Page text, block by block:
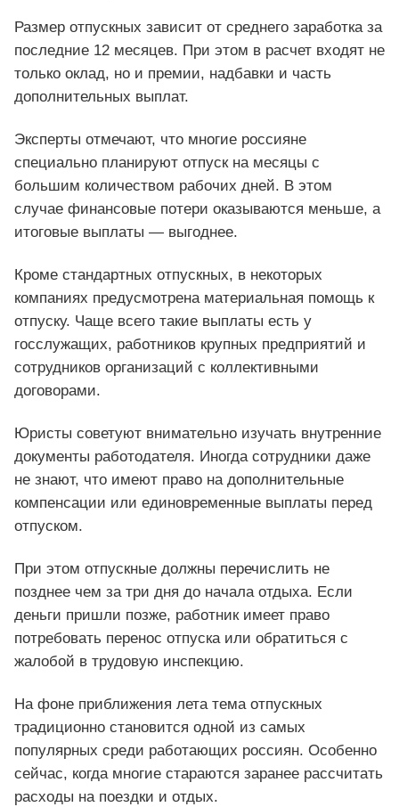
Размер отпускных зависит от среднего заработка за
последние 12 месяцев. При этом в расчет входят не
только оклад, но и премии, надбавки и часть
дополнительных выплат.
Эксперты отмечают, что многие россияне
специально планируют отпуск на месяцы с
большим количеством рабочих дней. В этом
случае финансовые потери оказываются меньше, а
итоговые выплаты — выгоднее.
Кроме стандартных отпускных, в некоторых
компаниях предусмотрена материальная помощь к
отпуску. Чаще всего такие выплаты есть у
госслужащих, работников крупных предприятий и
сотрудников организаций с коллективными
договорами.
Юристы советуют внимательно изучать внутренние
документы работодателя. Иногда сотрудники даже
не знают, что имеют право на дополнительные
компенсации или единовременные выплаты перед
отпуском.
При этом отпускные должны перечислить не
позднее чем за три дня до начала отдыха. Если
деньги пришли позже, работник имеет право
потребовать перенос отпуска или обратиться с
жалобой в трудовую инспекцию.
На фоне приближения лета тема отпускных
традиционно становится одной из самых
популярных среди работающих россиян. Особенно
сейчас, когда многие стараются заранее рассчитать
расходы на поездки и отдых.